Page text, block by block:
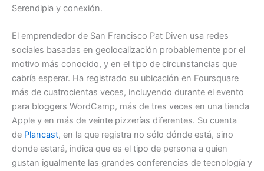
Serendipia y conexión.
El emprendedor de San Francisco Pat Diven usa redes
sociales basadas en geolocalización probablemente por el
motivo más conocido, y en el tipo de circunstancias que
cabría esperar. Ha registrado su ubicación en Foursquare
más de cuatrocientas veces, incluyendo durante el evento
para bloggers WordCamp, más de tres veces en una tienda
Apple y en más de veinte pizzerías diferentes. Su cuenta
de Plancast, en la que registra no sólo dónde está, sino
donde estará, indica que es el tipo de persona a quien
gustan igualmente las grandes conferencias de tecnología y